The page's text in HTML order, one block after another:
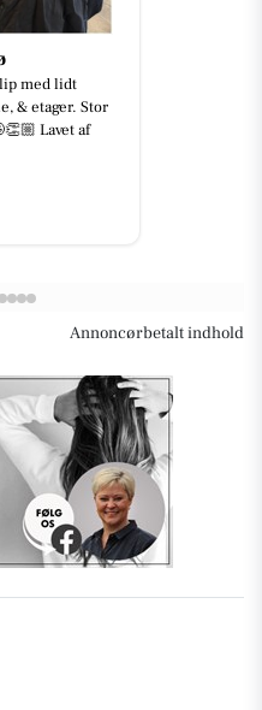
med lidt
& etager. Stor
Lavet af
Annoncørbetalt indhold